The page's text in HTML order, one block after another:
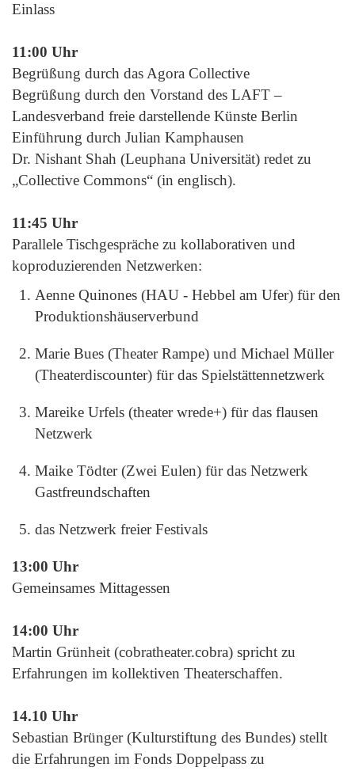
Einlass
11:00 Uhr
Begrüßung durch das Agora Collective
Begrüßung durch den Vorstand des LAFT –
Landesverband freie darstellende Künste Berlin
Einführung durch Julian Kamphausen
Dr. Nishant Shah (Leuphana Universität) redet zu
„Collective Commons“ (in englisch).
11:45 Uhr
Parallele Tischgespräche zu kollaborativen und
koproduzierenden Netzwerken:
Aenne Quinones (HAU - Hebbel am Ufer) für den
Produktionshäuserverbund
Marie Bues (Theater Rampe) und Michael Müller
(Theaterdiscounter) für das Spielstättennetzwerk
Mareike Urfels (theater wrede+) für das flausen
Netzwerk
Maike Tödter (Zwei Eulen) für das Netzwerk
Gastfreundschaften
das Netzwerk freier Festivals
13:00 Uhr
Gemeinsames Mittagessen
14:00 Uhr
Martin Grünheit (cobratheater.cobra) spricht zu
Erfahrungen im kollektiven Theaterschaffen.
14.10 Uhr
Sebastian Brünger (Kulturstiftung des Bundes) stellt
die Erfahrungen im Fonds Doppelpass zu